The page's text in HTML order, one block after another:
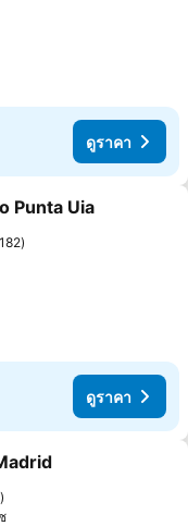
ดูราคา
การโปรด
Punta Uia
ดูราคา
การโปรด